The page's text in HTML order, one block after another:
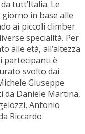
tutt’Italia. Le
in base alle
ai piccoli climber
specialità. Per
alle età, all’altezza
partecipanti è
svolto dai
Giuseppe
da Daniele Martina,
Antonio
Riccardo